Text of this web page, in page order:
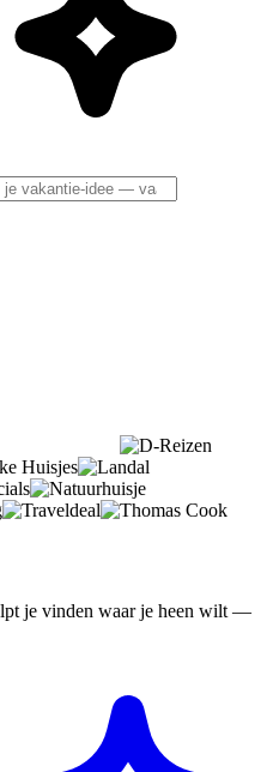
je vinden waar je heen wilt —